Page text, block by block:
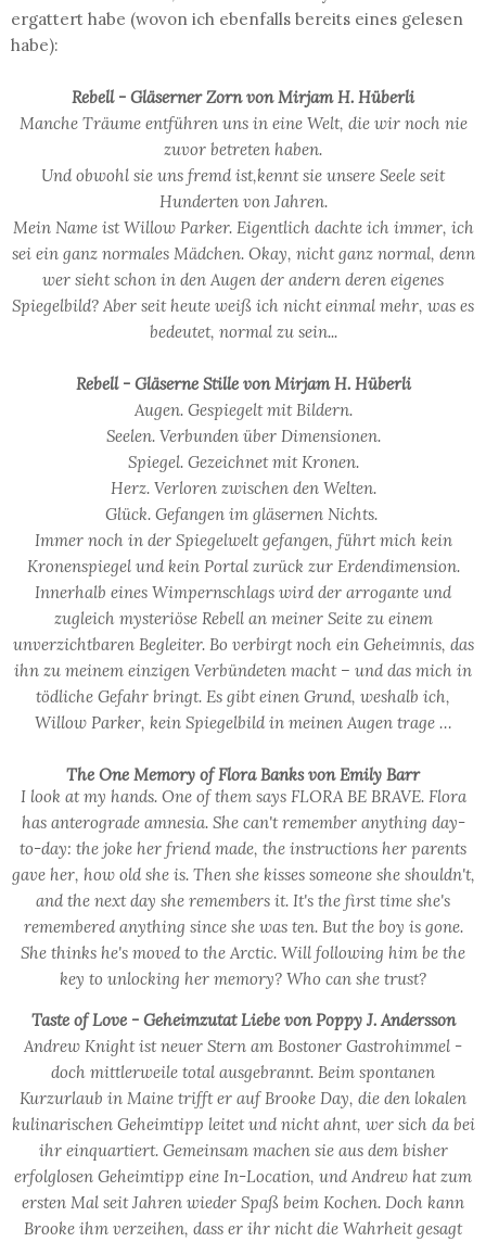
ergattert habe (wovon ich ebenfalls bereits eines gelesen
habe):
Rebell - Gläserner Zorn von Mirjam H. Hüberli
Manche Träume entführen uns in eine Welt, die wir noch nie
zuvor betreten haben.
Und obwohl sie uns fremd ist,kennt sie unsere Seele seit
Hunderten von Jahren.
Mein Name ist Willow Parker. Eigentlich dachte ich immer, ich
sei ein ganz normales Mädchen. Okay, nicht ganz normal, denn
wer sieht schon in den Augen der andern deren eigenes
Spiegelbild? Aber seit heute weiß ich nicht einmal mehr, was es
bedeutet, normal zu sein...
Rebell - Gläserne Stille von Mirjam H. Hüberli
Augen. Gespiegelt mit Bildern.
Seelen. Verbunden über Dimensionen.
Spiegel. Gezeichnet mit Kronen.
Herz. Verloren zwischen den Welten.
Glück. Gefangen im gläsernen Nichts.
Immer noch in der Spiegelwelt gefangen, führt mich kein
Kronenspiegel und kein Portal zurück zur Erdendimension.
Innerhalb eines Wimpernschlags wird der arrogante und
zugleich mysteriöse Rebell an meiner Seite zu einem
unverzichtbaren Begleiter. Bo verbirgt noch ein Geheimnis, das
ihn zu meinem einzigen Verbündeten macht – und das mich in
tödliche Gefahr bringt. Es gibt einen Grund, weshalb ich,
Willow Parker, kein Spiegelbild in meinen Augen trage …
The One Memory of Flora Banks von Emily Barr
I look at my hands. One of them says FLORA BE BRAVE. Flora
has anterograde amnesia. She can't remember anything day-
to-day: the joke her friend made, the instructions her parents
gave her, how old she is. Then she kisses someone she shouldn't,
and the next day she remembers it. It's the first time she's
remembered anything since she was ten. But the boy is gone.
She thinks he's moved to the Arctic. Will following him be the
key to unlocking her memory? Who can she trust?
Taste of Love - Geheimzutat Liebe von Poppy J. Andersson
Andrew Knight ist neuer Stern am Bostoner Gastrohimmel -
doch mittlerweile total ausgebrannt. Beim spontanen
Kurzurlaub in Maine trifft er auf Brooke Day, die den lokalen
kulinarischen Geheimtipp leitet und nicht ahnt, wer sich da bei
ihr einquartiert. Gemeinsam machen sie aus dem bisher
erfolglosen Geheimtipp eine In-Location, und Andrew hat zum
ersten Mal seit Jahren wieder Spaß beim Kochen. Doch kann
Brooke ihm verzeihen, dass er ihr nicht die Wahrheit gesagt